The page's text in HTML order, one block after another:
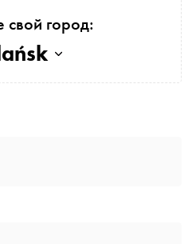
свой город: